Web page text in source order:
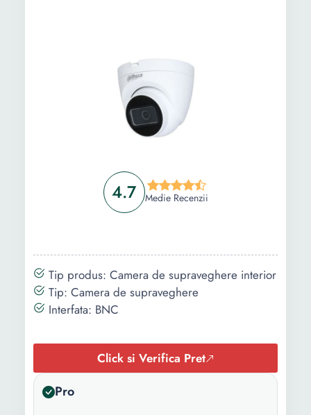
4.7 Medie Recenzii
Tip produs: Camera de supraveghere interior
Tip: Camera de supraveghere
Interfata: BNC
Click si Verifica Pret
Pro